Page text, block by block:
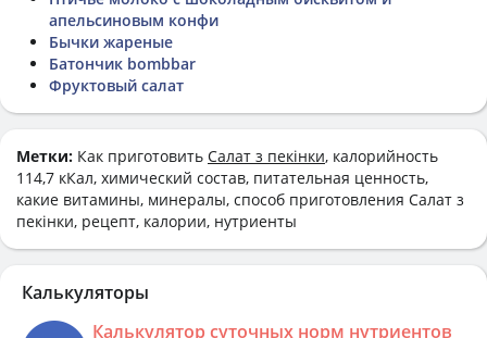
апельсиновым конфи
Бычки жареные
Батончик bombbar
Фруктовый салат
Метки: Как приготовить Салат з пекінки, калорийность
114,7 кКал, химический состав, питательная ценность,
какие витамины, минералы, способ приготовления Салат з
пекінки, рецепт, калории, нутриенты
Калькуляторы
Калькулятор суточных норм нутриентов